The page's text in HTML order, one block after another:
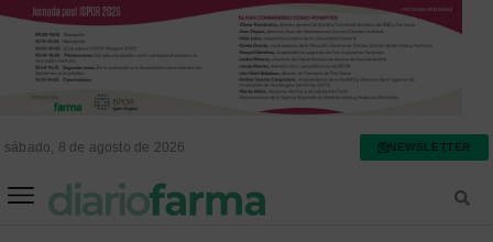
sábado, 8 de agosto de 2026 NEWSLETTER